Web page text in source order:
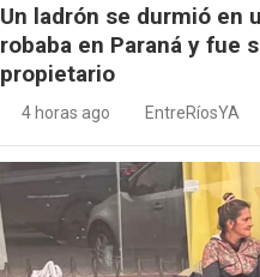
Un ladrón se durmió en
robaba en Paraná y fue
propietario
4 horas ago EntreRíosYA